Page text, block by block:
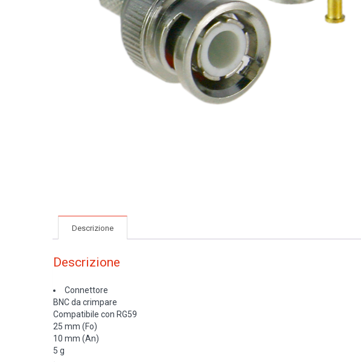
Descrizione
Descrizione
Connettore
BNC da crimpare
Compatibile con RG59
25 mm (Fo)
10 mm (An)
5 g